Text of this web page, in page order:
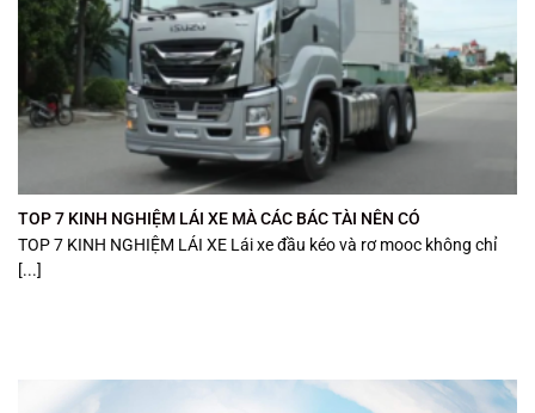
TOP 7 KINH NGHIỆM LÁI XE MÀ CÁC BÁC TÀI NÊN CÓ
TOP 7 KINH NGHIỆM LÁI XE Lái xe đầu kéo và rơ mooc không chỉ
[...]